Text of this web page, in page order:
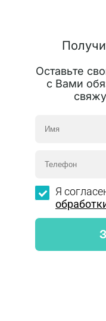
Оставьте
с Вами
Я